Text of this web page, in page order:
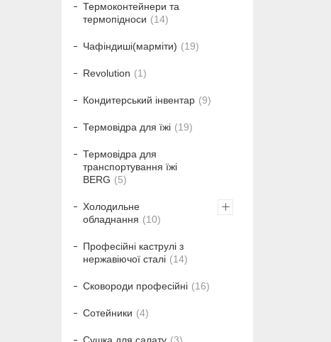
Термоконтейнери та
термопідноси
14
Чафіндиші(марміти) 19
Revolution 1
Кондитерський інвентар 9
Термовідра для їжі 19
Термовідра для
транспортування їжі
BERG
5
Холодильне
обладнання
10
Професійні каструлі з
нержавіючої сталі
14
Сковороди професійні 16
Сотейники 4